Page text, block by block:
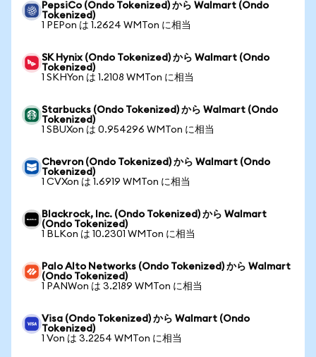
PepsiCo (Ondo Tokenized) から Walmart (Ondo
Tokenized)
1 PEPon は 1.2624 WMTon に相当
SK Hynix (Ondo Tokenized) から Walmart (Ondo
Tokenized)
1 SKHYon は 1.2108 WMTon に相当
Starbucks (Ondo Tokenized) から Walmart (Ondo
Tokenized)
1 SBUXon は 0.954296 WMTon に相当
Chevron (Ondo Tokenized) から Walmart (Ondo
Tokenized)
1 CVXon は 1.6919 WMTon に相当
Blackrock, Inc. (Ondo Tokenized) から Walmart
(Ondo Tokenized)
1 BLKon は 10.2301 WMTon に相当
Palo Alto Networks (Ondo Tokenized) から Walmart
(Ondo Tokenized)
1 PANWon は 3.2189 WMTon に相当
Visa (Ondo Tokenized) から Walmart (Ondo
Tokenized)
1 Von は 3.2254 WMTon に相当